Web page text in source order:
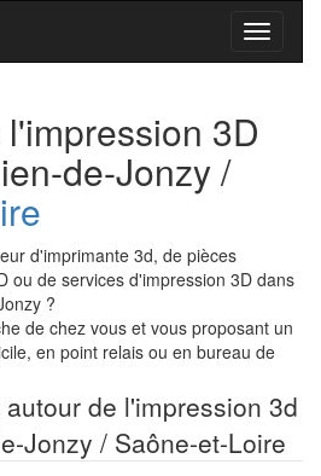
Toggle
3D
de-Jonzy /
d'imprimante 3d, de pièces
ou de services d'impression 3D dans
?
de chez vous et vous proposant un
en point relais ou en bureau de
de l'impression 3d
Jonzy / Saône-et-Loire